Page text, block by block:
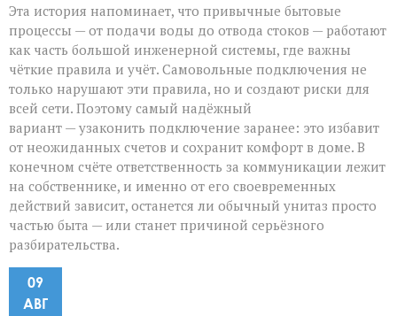
Эта история напоминает, что привычные бытовые
процессы — от подачи воды до отвода стоков — работают
как часть большой инженерной системы, где важны
чёткие правила и учёт. Самовольные подключения не
только нарушают эти правила, но и создают риски для
всей сети. Поэтому самый надёжный
вариант — узаконить подключение заранее: это избавит
от неожиданных счетов и сохранит комфорт в доме. В
конечном счёте ответственность за коммуникации лежит
на собственнике, и именно от его своевременных
действий зависит, останется ли обычный унитаз просто
частью быта — или станет причиной серьёзного
разбирательства.
09
АВГ